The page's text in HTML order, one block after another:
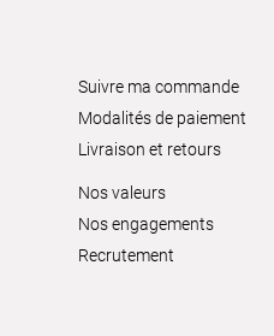
Suivre ma commande
Modalités de paiement
Livraison et retours
Nos valeurs
Nos engagements
Recrutement